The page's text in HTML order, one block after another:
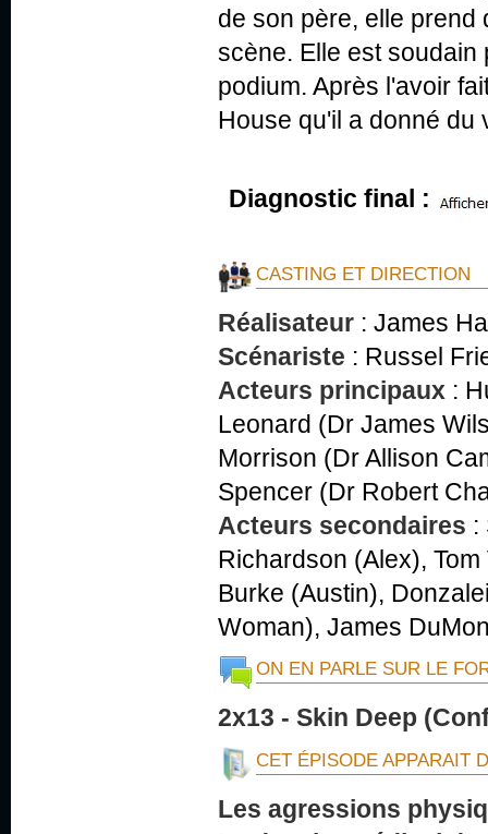
de son père, elle prend
scène. Elle est
podium. Après l'avoir
House qu'il a donné du
Diagnostic final :
CASTING ET DIRECTION
Réalisateur : James
Scénariste : Russel
Acteurs principaux :
Leonard (Dr James
Morrison (Dr Allison
Spencer (Dr Robert
Acteurs secondaires :
Richardson (Alex),
Burke (Austin),
Woman), James
ON EN PARLE SUR LE
2x13 - Skin Deep
CET ÉPISODE APPARAIT
Les agressions